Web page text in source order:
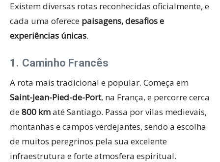
Existem diversas rotas reconhecidas oficialmente, e
cada uma oferece paisagens, desafios e
experiências únicas.
1. Caminho Francês
A rota mais tradicional e popular. Começa em
Saint-Jean-Pied-de-Port, na França, e percorre cerca
de800 kmaté Santiago. Passa por vilas medievais,
montanhas e campos verdejantes, sendo a escolha
de muitos peregrinos pela sua excelente
infraestrutura e forte atmosfera espiritual.